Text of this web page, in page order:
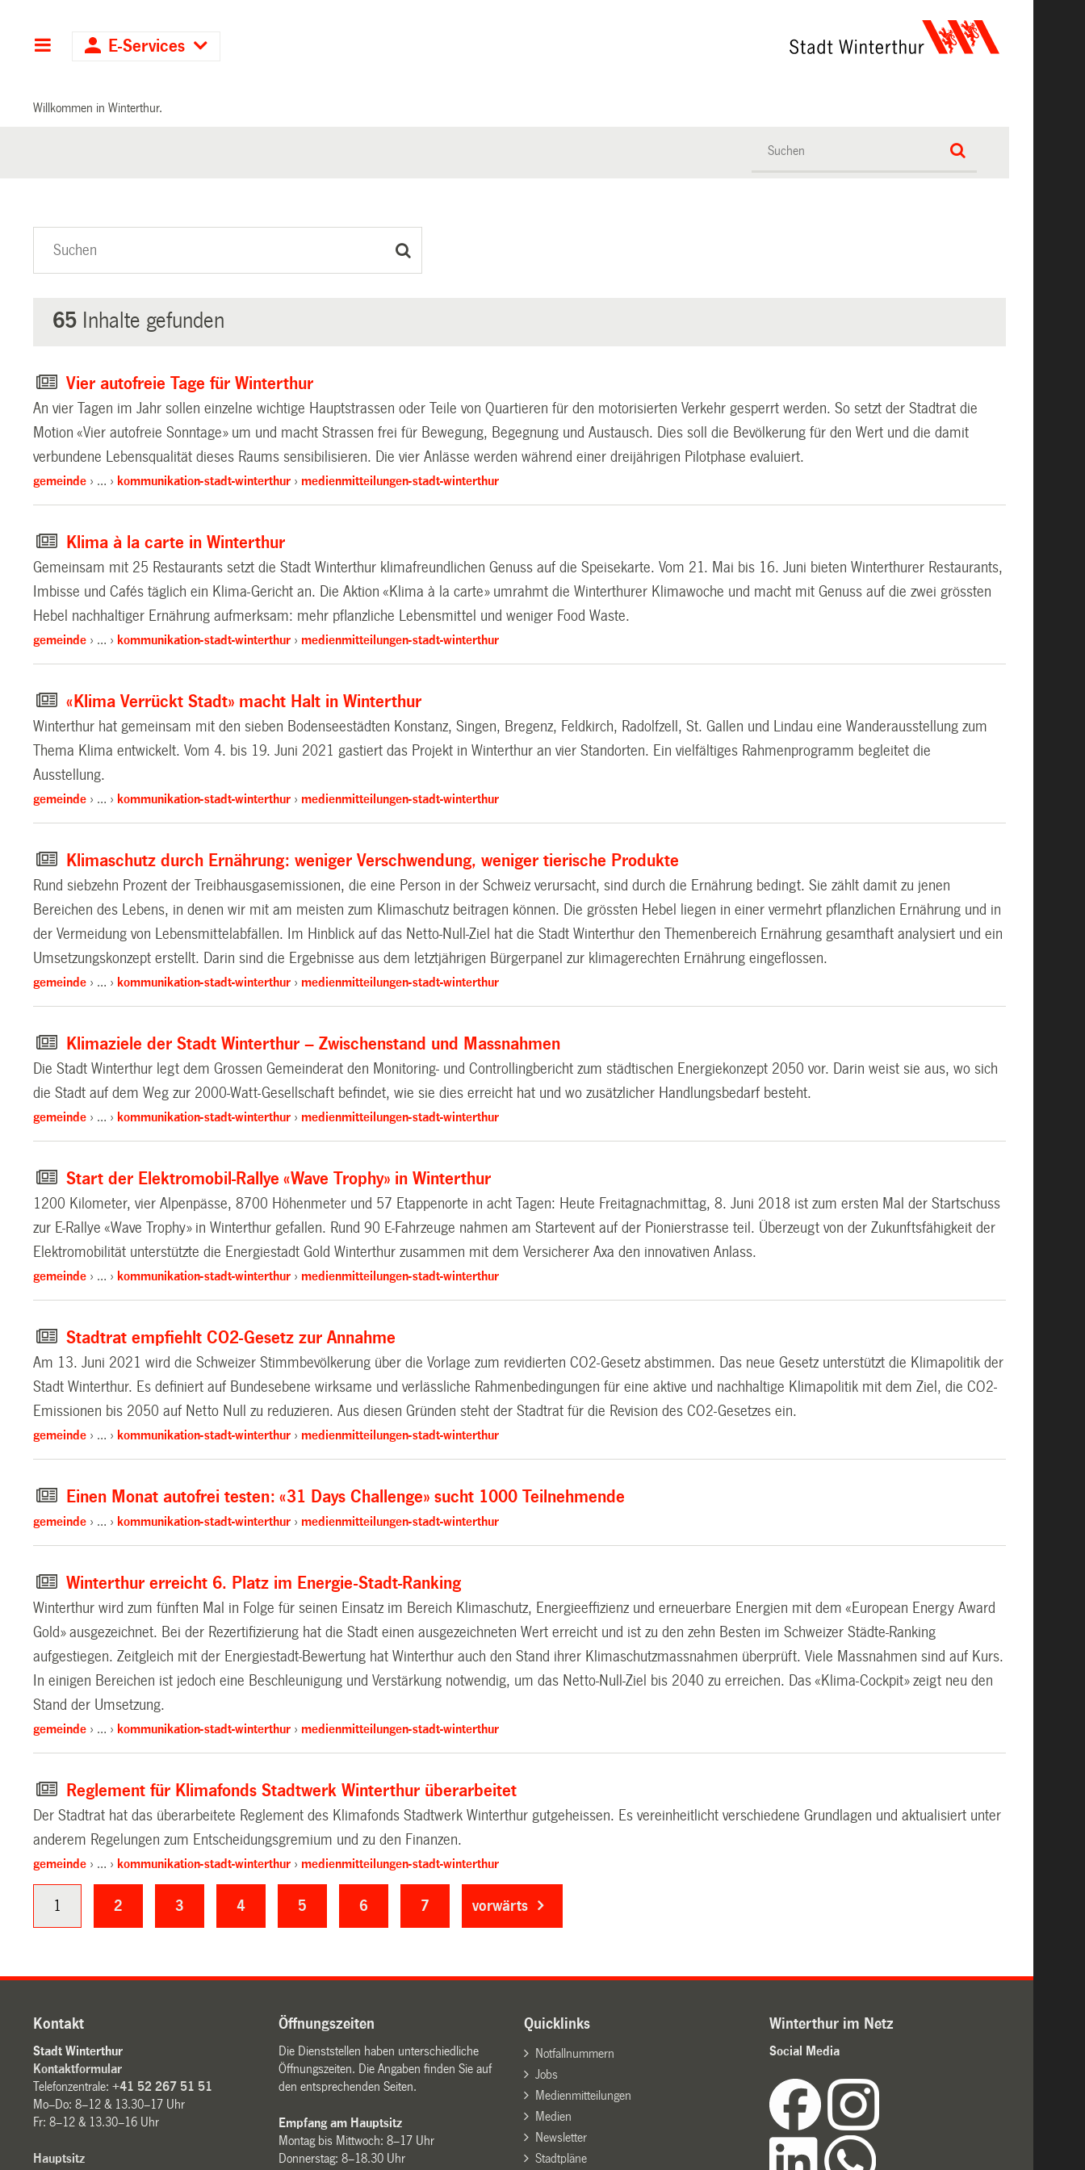
Hauptnavigation
E-Services
Willkommen in Winterthur.
65 Inhalte gefunden
Vier autofreie Tage für Winterthur
An vier Tagen im Jahr sollen einzelne wichtige Hauptstrassen oder Teile von Quartieren für den motorisierten Verkehr gesperrt werden. So setzt der Stadtrat die
Motion «Vier autofreie Sonntage» um und macht Strassen frei für Bewegung, Begegnung und Austausch. Dies soll die Bevölkerung für den Wert und die damit
verbundene Lebensqualität dieses Raums sensibilisieren. Die vier Anlässe werden während einer dreijährigen Pilotphase evaluiert.
gemeinde … kommunikation-stadt-winterthur medienmitteilungen-stadt-winterthur
Klima à la carte in Winterthur
Gemeinsam mit 25 Restaurants setzt die Stadt Winterthur klimafreundlichen Genuss auf die Speisekarte. Vom 21. Mai bis 16. Juni bieten Winterthurer Restaurants,
Imbisse und Cafés täglich ein Klima-Gericht an. Die Aktion «Klima à la carte» umrahmt die Winterthurer Klimawoche und macht mit Genuss auf die zwei grössten
Hebel nachhaltiger Ernährung aufmerksam: mehr pflanzliche Lebensmittel und weniger Food Waste.
gemeinde … kommunikation-stadt-winterthur medienmitteilungen-stadt-winterthur
«Klima Verrückt Stadt» macht Halt in Winterthur
Winterthur hat gemeinsam mit den sieben Bodenseestädten Konstanz, Singen, Bregenz, Feldkirch, Radolfzell, St. Gallen und Lindau eine Wanderausstellung zum
Thema Klima entwickelt. Vom 4. bis 19. Juni 2021 gastiert das Projekt in Winterthur an vier Standorten. Ein vielfältiges Rahmenprogramm begleitet die
Ausstellung.
gemeinde … kommunikation-stadt-winterthur medienmitteilungen-stadt-winterthur
Klimaschutz durch Ernährung: weniger Verschwendung, weniger tierische Produkte
Rund siebzehn Prozent der Treibhausgasemissionen, die eine Person in der Schweiz verursacht, sind durch die Ernährung bedingt. Sie zählt damit zu jenen
Bereichen des Lebens, in denen wir mit am meisten zum Klimaschutz beitragen können. Die grössten Hebel liegen in einer vermehrt pflanzlichen Ernährung und in
der Vermeidung von Lebensmittelabfällen. Im Hinblick auf das Netto-Null-Ziel hat die Stadt Winterthur den Themenbereich Ernährung gesamthaft analysiert und ein
Umsetzungskonzept erstellt. Darin sind die Ergebnisse aus dem letztjährigen Bürgerpanel zur klimagerechten Ernährung eingeflossen.
gemeinde … kommunikation-stadt-winterthur medienmitteilungen-stadt-winterthur
Klimaziele der Stadt Winterthur – Zwischenstand und Massnahmen
Die Stadt Winterthur legt dem Grossen Gemeinderat den Monitoring- und Controllingbericht zum städtischen Energiekonzept 2050 vor. Darin weist sie aus, wo sich
die Stadt auf dem Weg zur 2000-Watt-Gesellschaft befindet, wie sie dies erreicht hat und wo zusätzlicher Handlungsbedarf besteht.
gemeinde … kommunikation-stadt-winterthur medienmitteilungen-stadt-winterthur
Start der Elektromobil-Rallye «Wave Trophy» in Winterthur
1200 Kilometer, vier Alpenpässe, 8700 Höhenmeter und 57 Etappenorte in acht Tagen: Heute Freitagnachmittag, 8. Juni 2018 ist zum ersten Mal der Startschuss
zur E-Rallye «Wave Trophy» in Winterthur gefallen. Rund 90 E-Fahrzeuge nahmen am Startevent auf der Pionierstrasse teil. Überzeugt von der Zukunftsfähigkeit der
Elektromobilität unterstützte die Energiestadt Gold Winterthur zusammen mit dem Versicherer Axa den innovativen Anlass.
gemeinde … kommunikation-stadt-winterthur medienmitteilungen-stadt-winterthur
Stadtrat empfiehlt CO2-Gesetz zur Annahme
Am 13. Juni 2021 wird die Schweizer Stimmbevölkerung über die Vorlage zum revidierten CO2-Gesetz abstimmen. Das neue Gesetz unterstützt die Klimapolitik der
Stadt Winterthur. Es definiert auf Bundesebene wirksame und verlässliche Rahmenbedingungen für eine aktive und nachhaltige Klimapolitik mit dem Ziel, die CO2-
Emissionen bis 2050 auf Netto Null zu reduzieren. Aus diesen Gründen steht der Stadtrat für die Revision des CO2-Gesetzes ein.
gemeinde … kommunikation-stadt-winterthur medienmitteilungen-stadt-winterthur
Einen Monat autofrei testen: «31 Days Challenge» sucht 1000 Teilnehmende
gemeinde … kommunikation-stadt-winterthur medienmitteilungen-stadt-winterthur
Winterthur erreicht 6. Platz im Energie-Stadt-Ranking
Winterthur wird zum fünften Mal in Folge für seinen Einsatz im Bereich Klimaschutz, Energieeffizienz und erneuerbare Energien mit dem «European Energy Award
Gold» ausgezeichnet. Bei der Rezertifizierung hat die Stadt einen ausgezeichneten Wert erreicht und ist zu den zehn Besten im Schweizer Städte-Ranking
aufgestiegen. Zeitgleich mit der Energiestadt-Bewertung hat Winterthur auch den Stand ihrer Klimaschutzmassnahmen überprüft. Viele Massnahmen sind auf Kurs.
In einigen Bereichen ist jedoch eine Beschleunigung und Verstärkung notwendig, um das Netto-Null-Ziel bis 2040 zu erreichen. Das «Klima-Cockpit» zeigt neu den
Stand der Umsetzung.
gemeinde … kommunikation-stadt-winterthur medienmitteilungen-stadt-winterthur
Reglement für Klimafonds Stadtwerk Winterthur überarbeitet
Der Stadtrat hat das überarbeitete Reglement des Klimafonds Stadtwerk Winterthur gutgeheissen. Es vereinheitlicht verschiedene Grundlagen und aktualisiert unter
anderem Regelungen zum Entscheidungsgremium und zu den Finanzen.
gemeinde … kommunikation-stadt-winterthur medienmitteilungen-stadt-winterthur
1 2 3 4 5 6 7 vorwärts
Kontakt
Stadt Winterthur
Kontaktformular
Telefonzentrale:+41 52 267 51 51
Mo–Do: 8–12 & 13.30–17 Uhr
Fr: 8–12 & 13.30–16 Uhr
Hauptsitz
Öffnungszeiten
Die Dienststellen haben unterschiedliche
Öffnungszeiten. Die Angaben finden Sie auf
den entsprechenden Seiten.
Empfang am Hauptsitz
Montag bis Mittwoch: 8–17 Uhr
Donnerstag: 8–18.30 Uhr
Quicklinks
Notfallnummern
Jobs
Medienmitteilungen
Medien
Newsletter
Stadtpläne
Winterthur im Netz
Social Media